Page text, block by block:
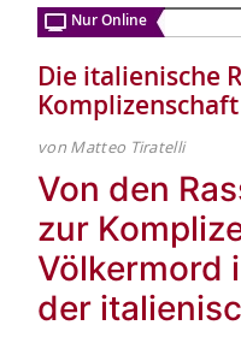
Nur Online
Die italienische
von Matteo Tiratelli
Von den
zur
Völkermord
der